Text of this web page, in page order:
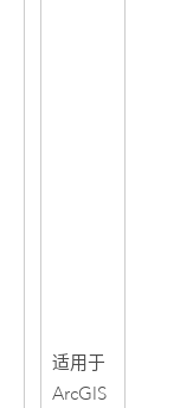
适用于
ArcGIS